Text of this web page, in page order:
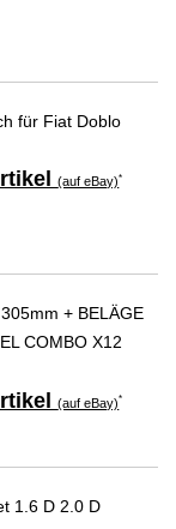
für Fiat Doblo
(auf eBay)*
+ BELÄGE
COMBO X12
(auf eBay)*
1.6 D 2.0 D